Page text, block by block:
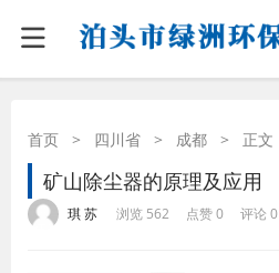
首页 > 四川省 > 成都 > 正文
矿山除尘器的原理及应用
琪 苏 浏览 562 点赞 0 评论 0